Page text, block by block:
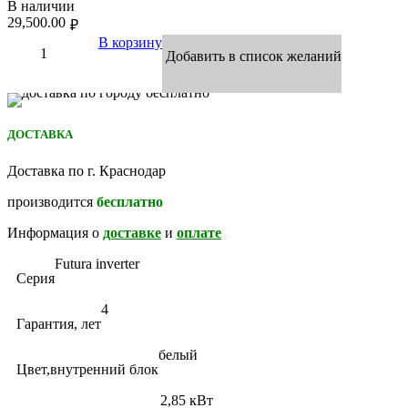
В наличии
₽
29,500.00
В корзину
Добавить в список желаний
ДОСТАВКА
Доставка по г. Краснодар
производится бесплатно
Информация о доставке и оплате
Серия
Futura inverter
Гарантия, лет
4
Цвет,внутренний блок
белый
2,85 кВт